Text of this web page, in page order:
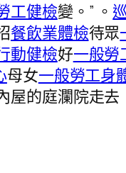
工健檢變。” 。
餐飲業體檢待眾
動健檢好一般勞
母女一般勞工身
屋的庭瀾院走去